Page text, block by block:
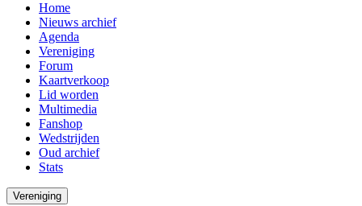
Home
Nieuws archief
Agenda
Vereniging
Forum
Kaartverkoop
Lid worden
Multimedia
Fanshop
Wedstrijden
Oud archief
Stats
Vereniging